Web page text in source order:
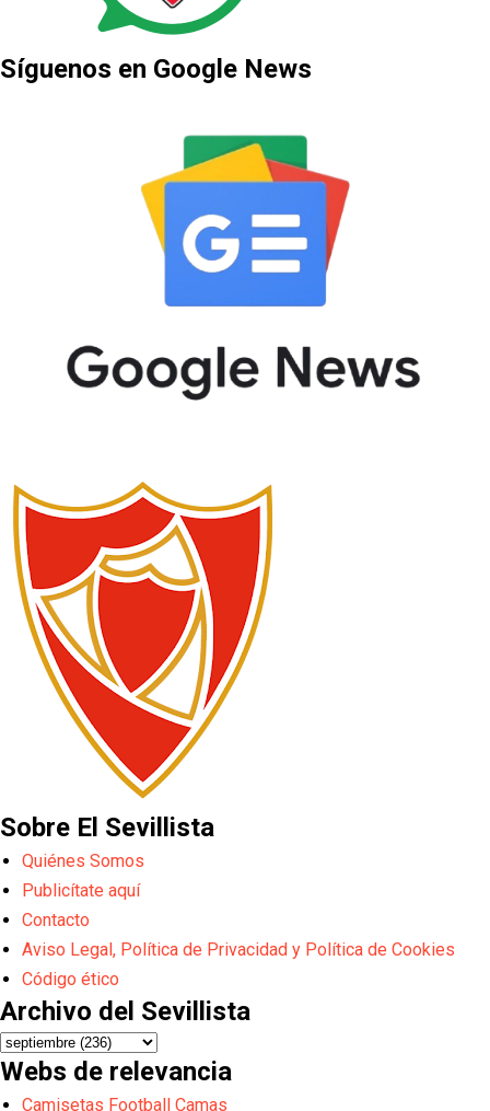
Síguenos en Google News
Sobre El Sevillista
Quiénes Somos
Publicítate aquí
Contacto
Aviso Legal, Política de Privacidad y Política de Cookies
Código ético
Archivo del Sevillista
Webs de relevancia
Camisetas Football Camas